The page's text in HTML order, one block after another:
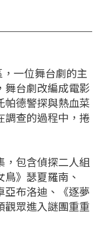
一位舞台劇的主
舞台劇改編成電影
帕德警探與熱血菜
調查的過程中，捲
，包含偵探二人組
鳥》瑟夏羅南、
亞布洛迪、《逐夢
觀眾進入謎團重重